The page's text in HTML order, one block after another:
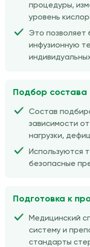
процедуры,
уровень
Это позволяет
инфузионную
Подбор состава
Состав
зависимости
нагрузки,
Используются
безопасные
Подготовка к
Медицинский
систему и
стандарты